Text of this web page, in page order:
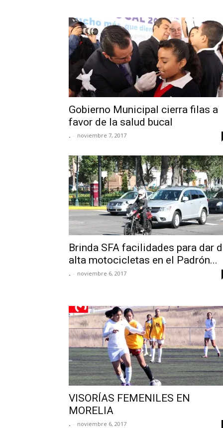
Gobierno Municipal cierra filas a
favor de la salud bucal
. - noviembre 7, 2017
Brinda SFA facilidades para dar
alta motocicletas en el Padrón...
. - noviembre 6, 2017
VISORÍAS FEMENILES EN
MORELIA
. - noviembre 6, 2017